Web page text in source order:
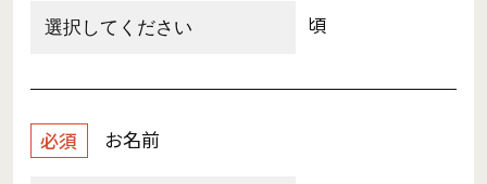
頃
必須 お名前